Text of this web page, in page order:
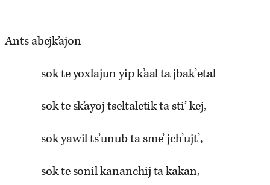
Ants abejk’ajon
sok te yoxlajun yip k’aal ta jbak’etal
sok te sk’ayoj tseltaletik ta sti’ kej,
sok yawil ts’unub ta sme’ jch’ujt’,
sok te sonil kananchij ta kakan,